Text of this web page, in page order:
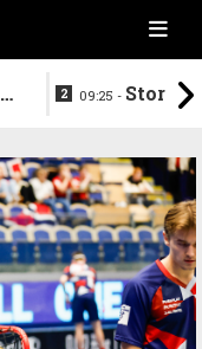
09:25 -